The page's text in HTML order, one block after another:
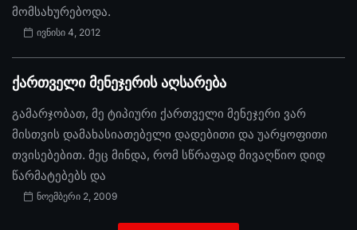
მომსახურებოდა.
ივნისი 4, 2012
ქართველი მენეჯერის აღსარება
გამარჯობათ, მე ტიპიური ქართველი მენეჯერი ვარ
მისთვის დამახასიათებელი დადებითი და უარყოფითი
თვისებებით. მეც მინდა, რომ სწრაფად მივაღწიო დიდ
წარმატებებს და
ნოემბერი 2, 2009